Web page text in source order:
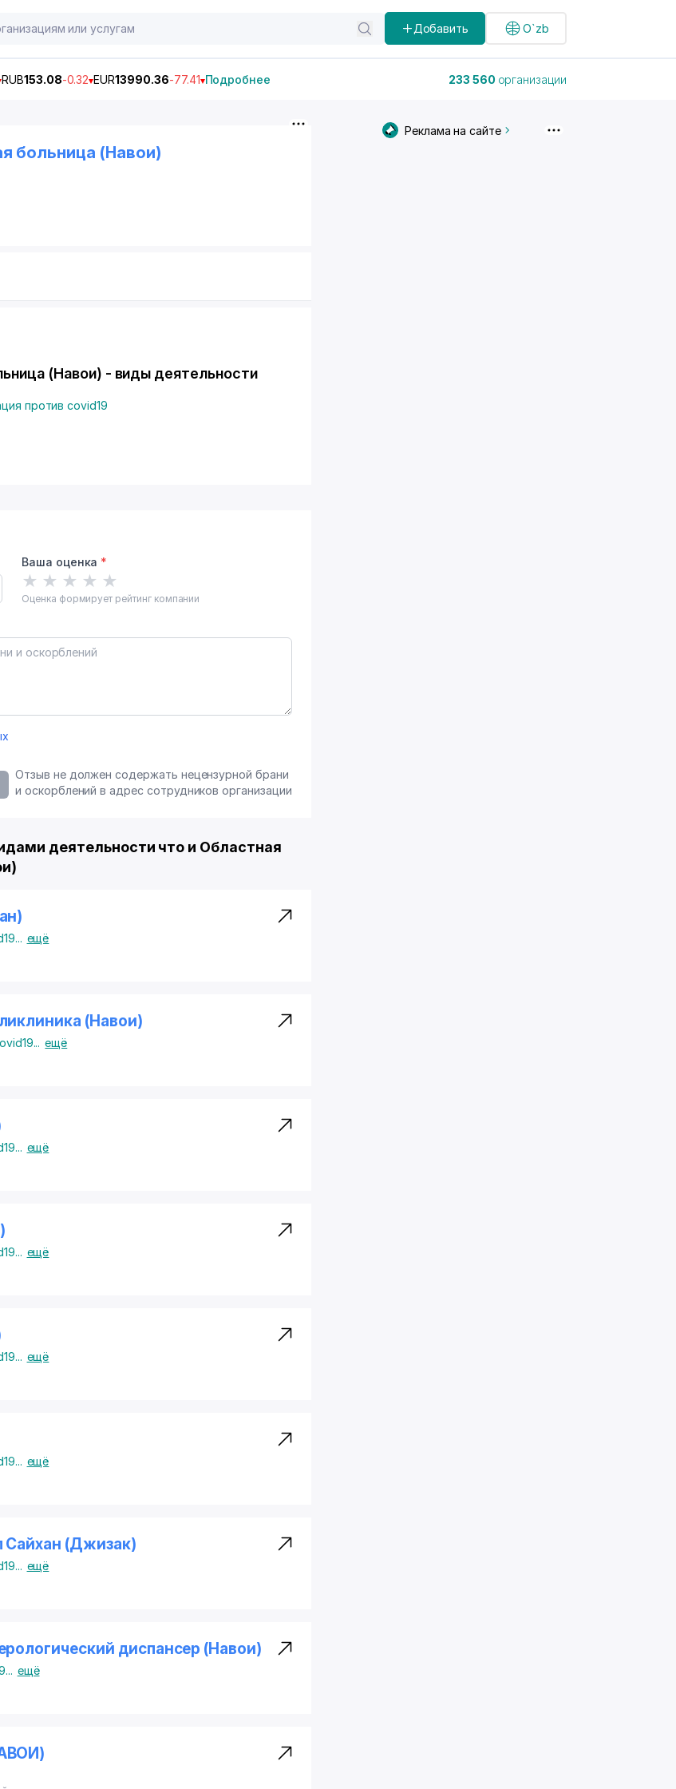
Добавить O`zb
RUB153.08-0.32 EUR13990.36-77.41 Подробнее 233 560 организации
больница (Навои)
(Навои) - виды деятельности
против covid19
Ваша оценка *
★ ★ ★ ★ ★
Оценка формирует рейтинг компании
Отзыв не должен содержать нецензурной брани
и оскорблений в адрес сотрудников организации
деятельности что и Областная
... ещё
(Навои)
... ещё
... ещё
... ещё
... ещё
... ещё
(Джизак)
... ещё
диспансер (Навои)
... ещё
Реклама на сайте